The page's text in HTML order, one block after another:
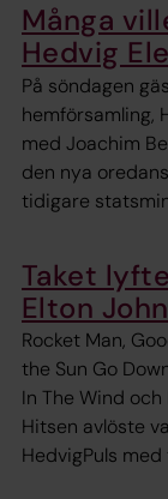
Många
Hedvig
På söndagen
hemförsamling,
med Joachim
den nya
tidigare
Taket
Elton
Rocket Man,
the Sun Go
In The Wind och
Hitsen avlöste
HedvigPuls